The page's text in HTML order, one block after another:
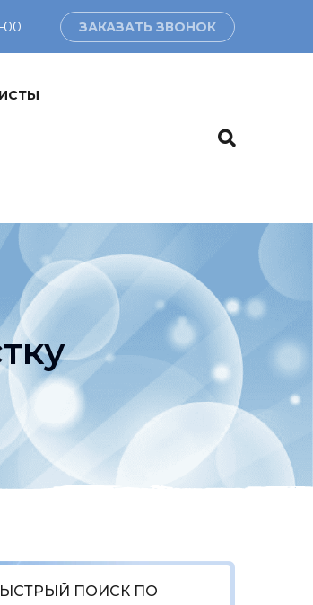
00 ЗАКАЗАТЬ ЗВОНОК
ПОИСК ПО